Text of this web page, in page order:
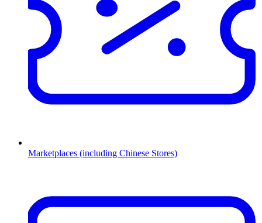
Marketplaces (including Chinese Stores)